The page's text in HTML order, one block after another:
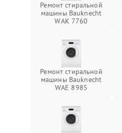
Ремонт стиральной
машины Bauknecht
WAK 7760
Ремонт стиральной
машины Bauknecht
WAE 8985